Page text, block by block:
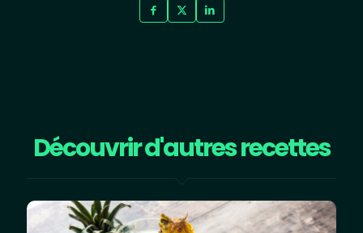
Découvrir d'autres recettes